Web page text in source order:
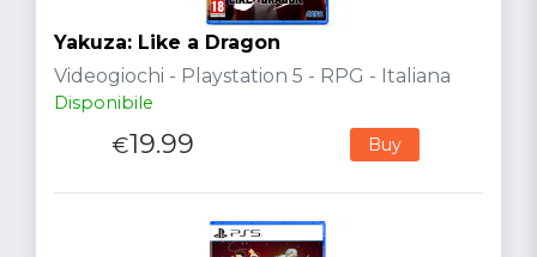
Yakuza: Like a Dragon
Videogiochi - Playstation 5 - RPG - Italiana
Disponibile
€19.99 Buy